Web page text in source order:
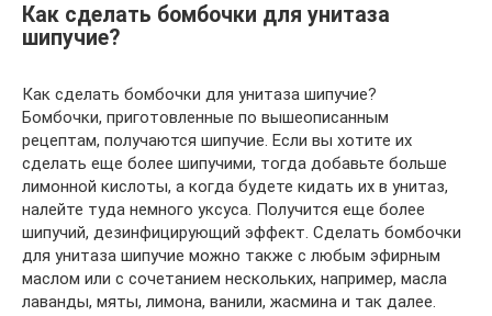
Как сделать бомбочки для унитаза
шипучие?
Как сделать бомбочки для унитаза шипучие?
Бомбочки, приготовленные по вышеописанным
рецептам, получаются шипучие. Если вы хотите их
сделать еще более шипучими, тогда добавьте больше
лимонной кислоты, а когда будете кидать их в унитаз,
налейте туда немного уксуса. Получится еще более
шипучий, дезинфицирующий эффект. Сделать бомбочки
для унитаза шипучие можно также с любым эфирным
маслом или с сочетанием нескольких, например, масла
лаванды, мяты, лимона, ванили, жасмина и так далее.